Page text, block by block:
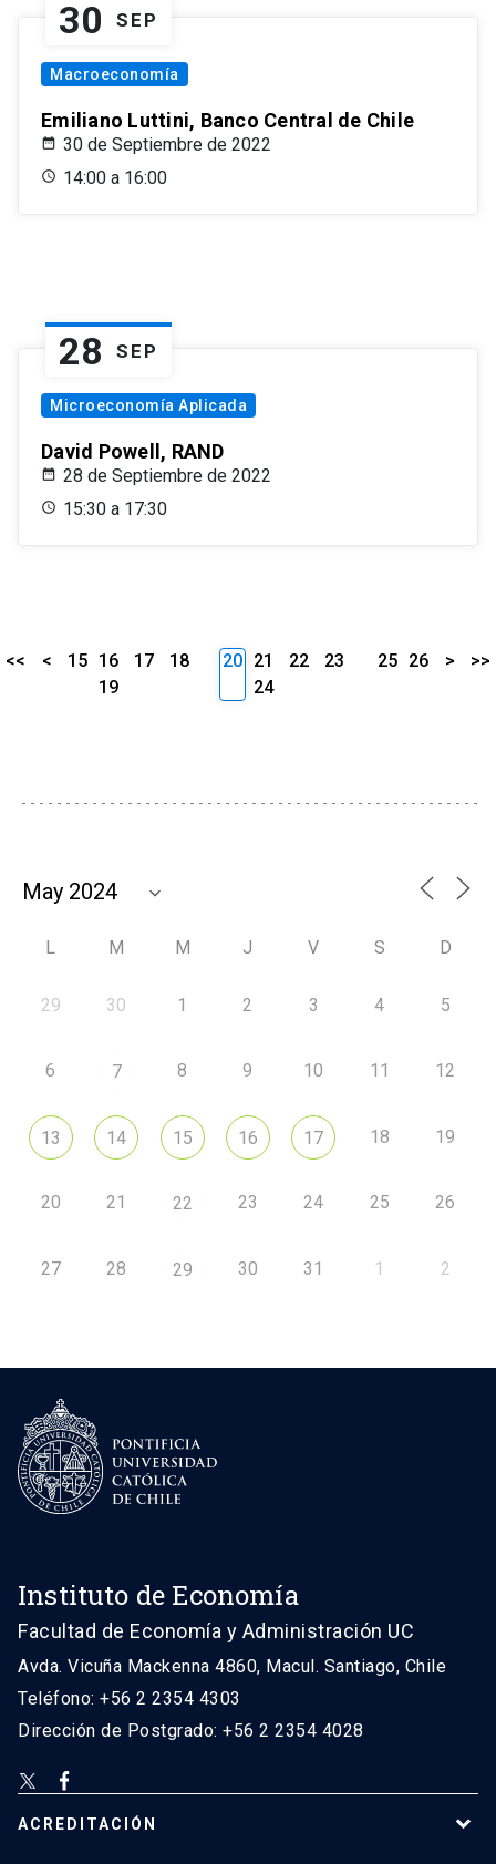
30 SEP
Macroeconomía
Emiliano Luttini, Banco Central de Chile
30 de Septiembre de 2022
14:00 a 16:00
28 SEP
Microeconomía Aplicada
David Powell, RAND
28 de Septiembre de 2022
15:30 a 17:30
<< < 15 16 17
18
19
20 21 22
23
24
25 26 > >>
L M M J V S D
29 30 1 2 3 4 5
6 7 8 9 10 11 12
13 14 15 16 17 18 19
20 21 22 23 24 25 26
27 28 29 30 31 1 2
Instituto de Economía
Facultad de Economía y Administración UC
Avda. Vicuña Mackenna 4860, Macul. Santiago, Chile
Teléfono: +56 2 2354 4303
Dirección de Postgrado: +56 2 2354 4028
ACREDITACIÓN